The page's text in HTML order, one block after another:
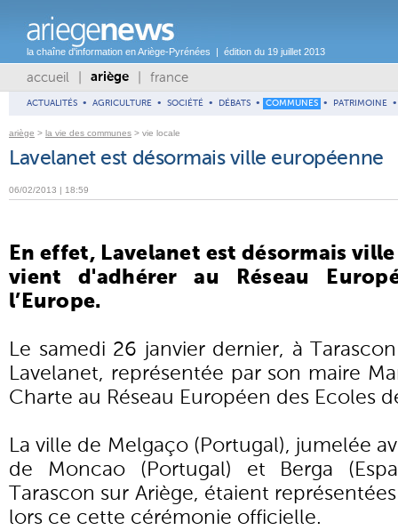
la chaîne d'information en Ariège-Pyrénées | édition du 19 juillet 2013
accueil ariège france
ACTUALITÉS • AGRICULTURE • SOCIÉTÉ • DÉBATS • COMMUNES • PATRIMOINE •
ariège > la vie des communes > vie locale
Lavelanet est désormais ville européenne
06/02/2013 | 18:59
En effet, Lavelanet est désormais
vient d'adhérer au Réseau
l’Europe.
Le samedi 26 janvier dernier, à
Lavelanet, représentée par son maire
Charte au Réseau Européen des Ecoles
La ville de Melgaço (Portugal), jumelée
de Moncao (Portugal) et Berga
Tarascon sur Ariège, étaient
lors ce cette cérémonie officielle.